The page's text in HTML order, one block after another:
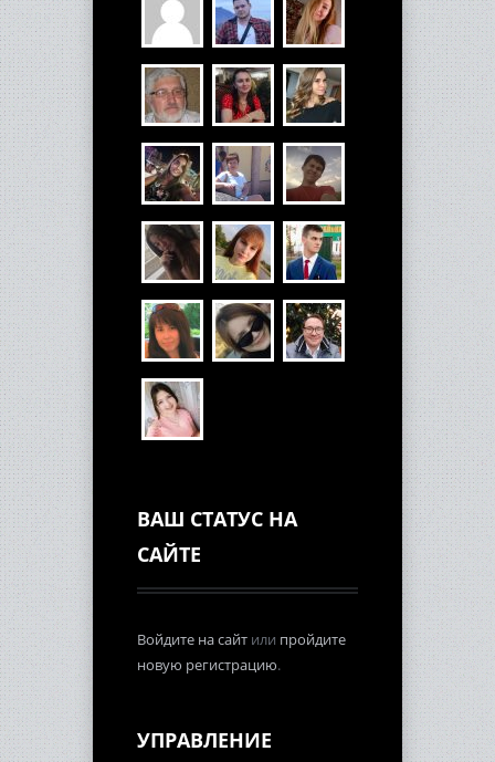
ВАШ СТАТУС НА
САЙТЕ
Войдите на сайт или пройдите
новую регистрацию.
УПРАВЛЕНИЕ